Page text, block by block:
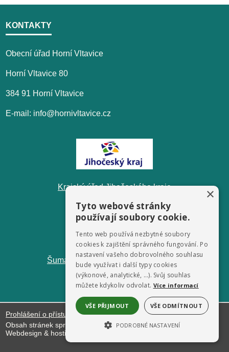
KONTAKTY
Obecní úřad Horní Vltavice
Horní Vltavice 80
384 91 Horní Vltavice
E-mail: info@hornivltavice.cz
Krajský úřad Jihočeského kraje
ŠumavaNet.CZ - informace o regionu
Prohlášení o přístupnosti
Obsah stránek spravuje: Obecní úřad Horní Vltavice
Webdesign & hosting:
×
Tyto webové stránky
používají soubory cookie.
Tento web používá nezbytné soubory
cookies k zajištění správného fungování. Po
nastavení vašeho dobrovolného souhlasu
bude využívat i další typy cookies
(výkonové, analytické, …). Svůj souhlas
můžete kdykoliv odvolat. Více informací
VŠE PŘIJMOUT VŠE ODMÍTNOUT
PODROBNÉ NASTAVENÍ
NEZBYTNĚ NUTNÉ SOUBORY